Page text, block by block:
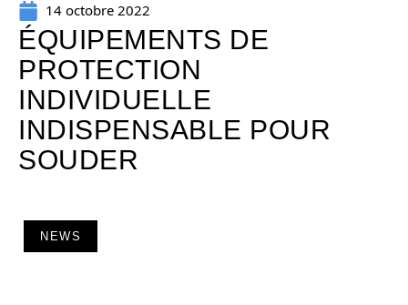
14 octobre 2022
ÉQUIPEMENTS DE
PROTECTION
INDIVIDUELLE
INDISPENSABLE POUR
SOUDER
NEWS